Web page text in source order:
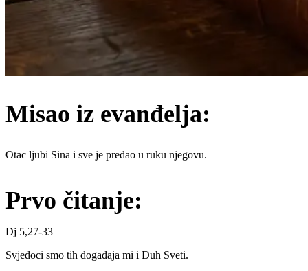
Misao iz evanđelja:
Otac ljubi Sina i sve je predao u ruku njegovu.
Prvo čitanje:
Dj 5,27-33
Svjedoci smo tih događaja mi i Duh Sveti.